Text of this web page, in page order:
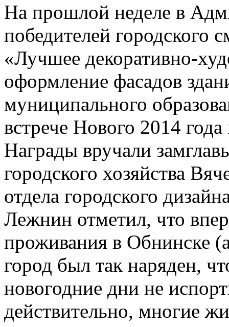
На прошлой неделе в
победителей городского
«Лучшее декоративно-­
оформление фасадов
муниципального
встрече Нового 2014
Награды вручали
городского хозяйства
отдела городского
Лежнин отметил, что
проживания в Обнинске
город был так наряден,
новогодние дни не
действительно, многие